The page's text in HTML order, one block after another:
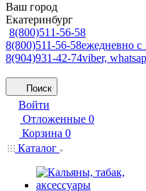
Ваш город
Екатеринбург
8(800)511-56-58
8(800)511-56-58ежедневно с
8(904)931-42-74viber,
Поиск
Войти
Отложенные 0
Корзина 0
Каталог